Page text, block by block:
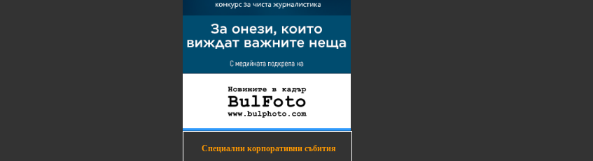
Специални корпоративни събития